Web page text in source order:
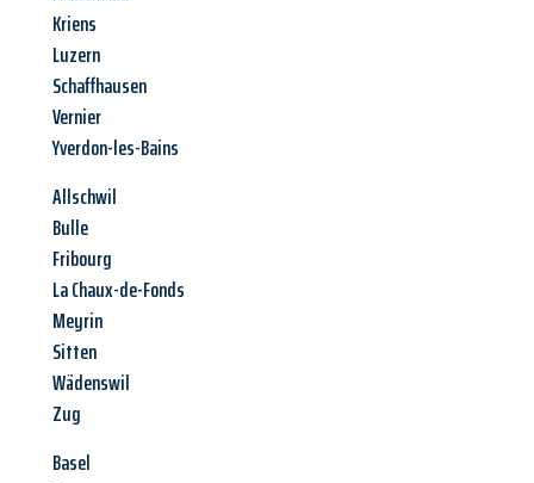
Kriens
Luzern
Schaffhausen
Vernier
Yverdon-les-Bains
Allschwil
Bulle
Fribourg
La Chaux-de-Fonds
Meyrin
Sitten
Wädenswil
Zug
Basel